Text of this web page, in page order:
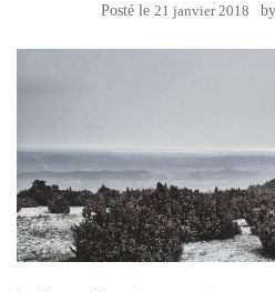
Posté le 21 janvier 2018 by